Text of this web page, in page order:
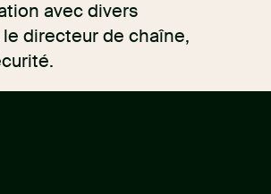
avec divers
directeur de chaîne,